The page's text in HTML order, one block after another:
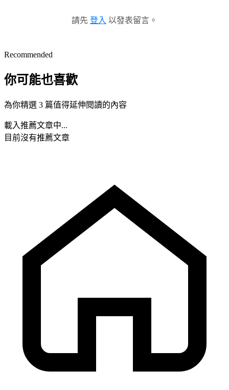
請先 登入 以發表留言。
Recommended
你可能也喜歡
為你精選 3 篇值得延伸閱讀的內容
載入推薦文章中...
目前沒有推薦文章